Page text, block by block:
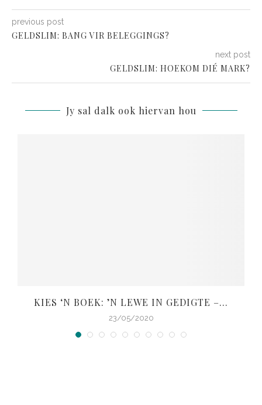
previous post
GELDSLIM: BANG VIR BELEGGINGS?
next post
GELDSLIM: HOEKOM DIÉ MARK?
Jy sal dalk ook hiervan hou
KIES ‘N BOEK: ’N LEWE IN GEDIGTE –...
23/05/2020